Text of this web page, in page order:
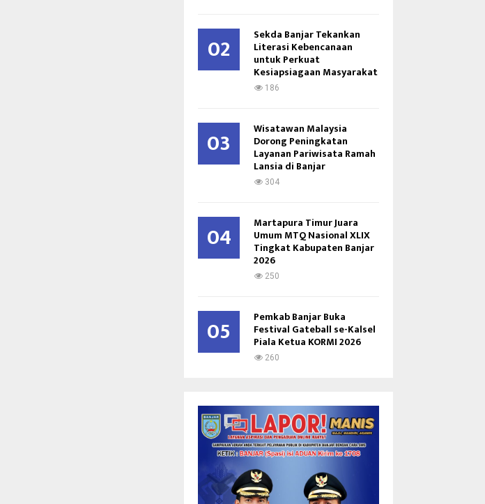
02 Sekda Banjar Tekankan
Literasi Kebencanaan
untuk Perkuat
Kesiapsiagaan Masyarakat
186
03 Wisatawan Malaysia
Dorong Peningkatan
Layanan Pariwisata Ramah
Lansia di Banjar
304
04 Martapura Timur Juara
Umum MTQ Nasional XLIX
Tingkat Kabupaten Banjar
2026
250
05 Pemkab Banjar Buka
Festival Gateball se-Kalsel
Piala Ketua KORMI 2026
260